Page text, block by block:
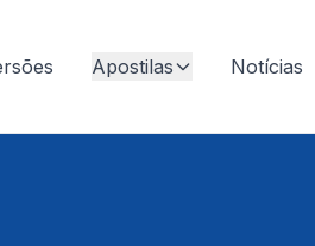
Apostilas Notícias